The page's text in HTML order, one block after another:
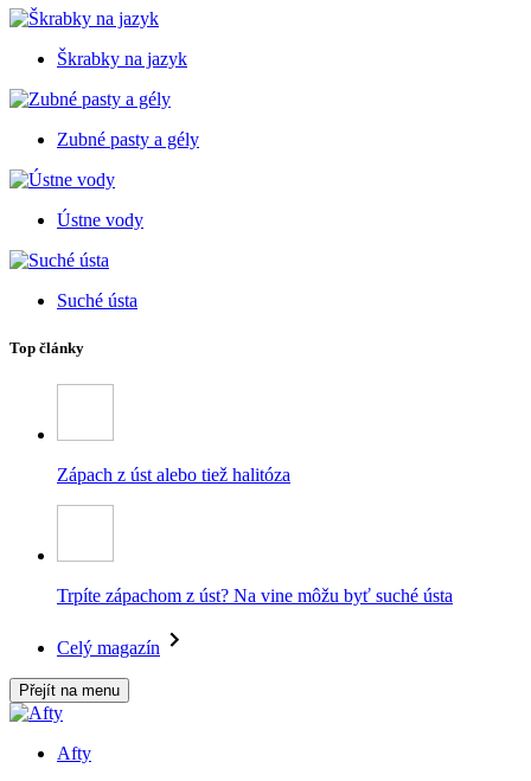
Škrabky na jazyk
Zubné pasty a gély
Ústne vody
Suché ústa
Top články
Zápach z úst alebo tiež halitóza
Trpíte zápachom z úst? Na vine môžu byť suché ústa
Celý magazín
Přejít na menu
Afty